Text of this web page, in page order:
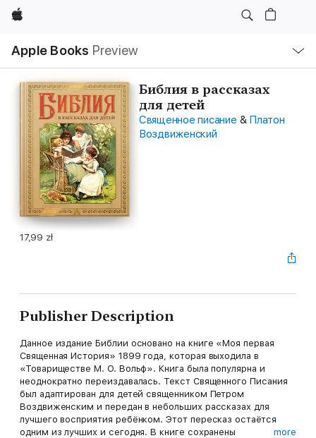
Apple
Apple Books Preview
Nav
Open
Menu
Библия в рассказах
для детей
Священное писание & Платон
Воздвиженский
17,99 zł
Publisher Description
Данное издание Библии основано на книге «Моя первая
Священная История» 1899 года, которая выходила в
«Товариществе М. О. Вольф». Книга была популярна и
неоднократно переиздавалась. Текст Священного Писания
был адаптирован для детей священником Петром
Воздвиженским и передан в небольших рассказах для
лучшего восприятия ребёнком. Этот пересказ остаётся
одним из лучших и сегодня. В книге сохранены
more